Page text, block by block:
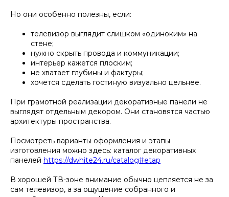
Но они особенно полезны, если:
телевизор выглядит слишком «одиноким» на
стене;
нужно скрыть провода и коммуникации;
интерьер кажется плоским;
не хватает глубины и фактуры;
хочется сделать гостиную визуально цельнее.
При грамотной реализации декоративные панели не
выглядят отдельным декором. Они становятся частью
архитектуры пространства.
Посмотреть варианты оформления и этапы
изготовления можно здесь: каталог декоративных
панелей https://dwhite24.ru/catalog#etap
В хорошей ТВ-зоне внимание обычно цепляется не за
сам телевизор, а за ощущение собранного и